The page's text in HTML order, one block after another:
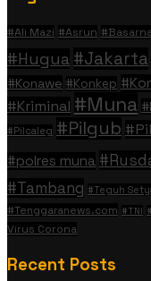
#Ali Mazi #Asrun
#Hugua #Jakarta
#Konawe #Konkep
#Kriminal #Muna
#Pilcaleg #Pilgub
#polres muna
#Tambang #Teguh
#Tenggaranews.com #TNI
Virus Corona
Recent Posts